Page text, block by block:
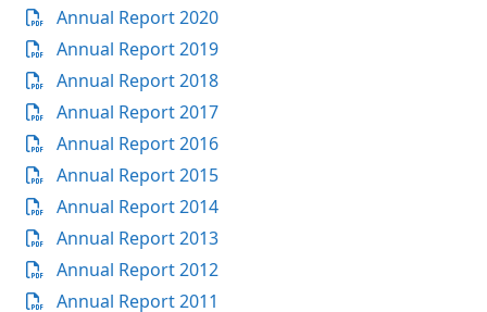
Annual Report 2020
Annual Report 2019
Annual Report 2018
Annual Report 2017
Annual Report 2016
Annual Report 2015
Annual Report 2014
Annual Report 2013
Annual Report 2012
Annual Report 2011